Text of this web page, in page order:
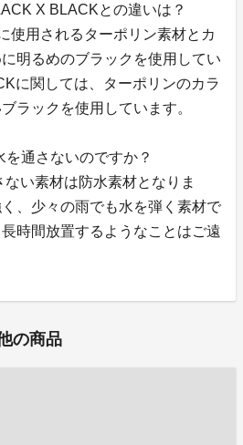
X BLACKとの違いは？
使用されるターポリン素材とカ
明るめのブラックを使用してい
に関しては、ターポリンのカラ
ラックを使用しています。
を通さないのですか？
ない素材は防水素材となりま
、少々の雨でも水を弾く素材で
時間放置するようなことはご遠
の商品